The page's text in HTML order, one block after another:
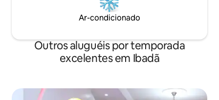
Ar-condicionado
Outros aluguéis por temporada
excelentes em Ibadã